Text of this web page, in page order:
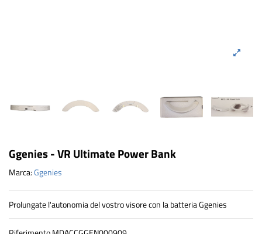
Ggenies - VR Ultimate Power Bank
Marca:Ggenies
Prolungate l'autonomia del vostro visore con la batteria Ggenies